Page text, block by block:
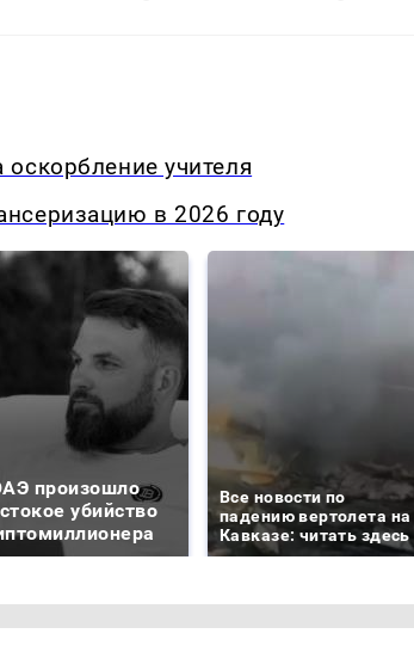
учителя
в 2026 году
произошло
убийство
Все новости по
падению вертолета на
Кавказе: читать здесь